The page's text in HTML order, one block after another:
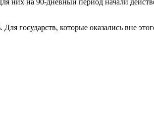
них на 90-дневный период начали
государств, которые оказались вне